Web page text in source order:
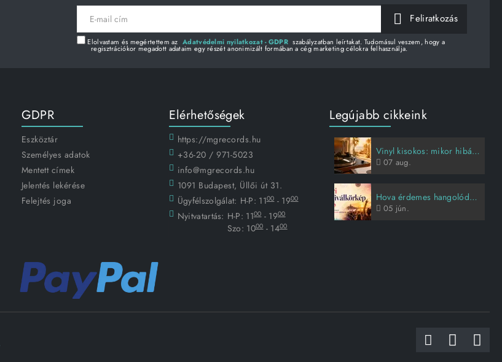
E-
mail Feliratkozás
Elolvastam és megértettem az Adatvédelmi nyilatkozat - GDPR szabályzatban leírtakat. Tudomásul veszem, hogy a
regisztrációkor megadott adataim egy részét anonimizált formában a cég marketing célokra felhasználja.
GDPR
Eszköztár
Személyes adatok
Mentett címek
Jelentés lekérése
Felejtés joga
Elérhetőségek
https://mgrecords.hu
+36-20 / 971-5023
info@mgrecords.hu
1091 Budapest, Üllői út 31.
Ügyfélszolgálat: H-P: 1100- 1900
Nyitvatartás: H-P: 1100- 1900
Szo: 1000- 1400
Legújabb cikkeink
Vinyl kisokos: mikor hibás a lemez, és hogyan vigyázz rá?
07 aug.
Hova érdemes hangolódni idén nyáron?
05 jún.